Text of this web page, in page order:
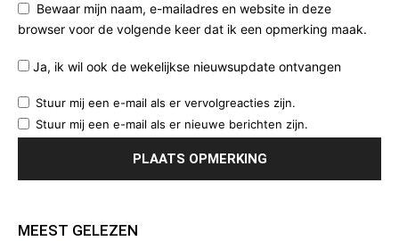
Bewaar mijn naam, e-mailadres en website in deze
browser voor de volgende keer dat ik een opmerking maak.
Ja, ik wil ook de wekelijkse nieuwsupdate ontvangen
Stuur mij een e-mail als er vervolgreacties zijn.
Stuur mij een e-mail als er nieuwe berichten zijn.
MEEST GELEZEN